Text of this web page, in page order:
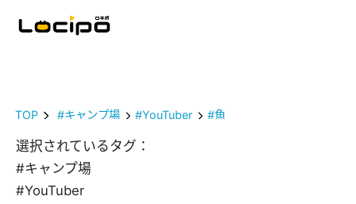
TOP #キャンプ場 #YouTuber #魚
選択されているタグ：
#キャンプ場
#YouTuber